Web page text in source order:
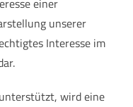
einer
unserer
Interesse im
wird eine